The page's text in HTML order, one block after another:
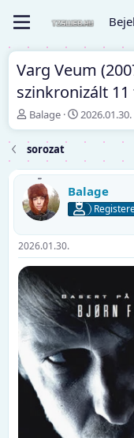
Varg Veum
szinkronizált
T
é
m
a
i
n
d
í
ó
Balage
K
e
ő
d
á
t
2026.01.30.
sorozat
Balage
2026.01.30.